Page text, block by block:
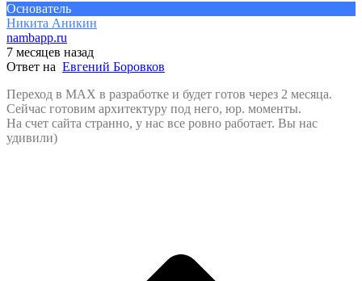
Основатель
Никита Аникин
nambapp.ru
7 месяцев назад
Ответ на Евгений Боровков
Переход в MAX в разработке и будет готов через 2 месяца.
Сейчас готовим архитектуру под него, юр. моменты.
На счет сайта странно, у нас все ровно работает. Вы нас
удивили)